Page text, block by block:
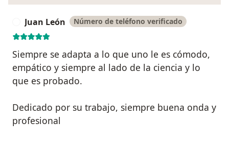
Juan León Número de teléfono verificado
Siempre se adapta a lo que uno le es cómodo,
empático y siempre al lado de la ciencia y lo
que es probado.
Dedicado por su trabajo, siempre buena onda y
profesional